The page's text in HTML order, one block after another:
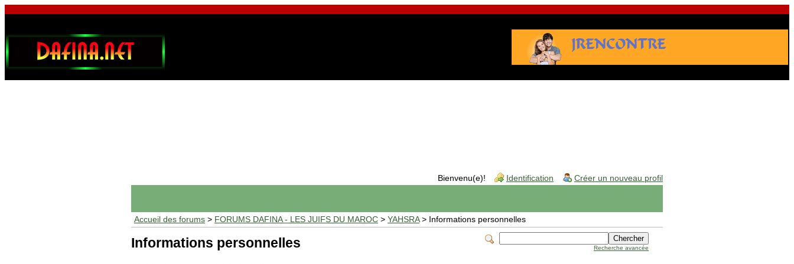
Bienvenu(e)! Identification Créer un nouveau profil
Accueil des forums > FORUMS DAFINA - LES JUIFS DU MAROC > YAHSRA> Informations personnelles
Recherche avancée
Informations personnelles